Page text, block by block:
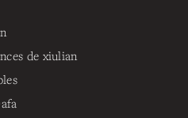
de xiulian